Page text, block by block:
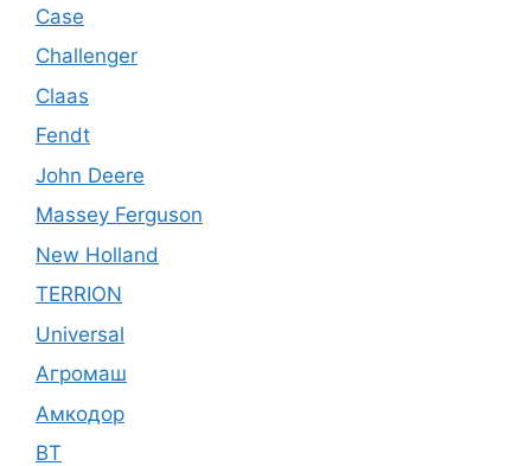
Case
Challenger
Claas
Fendt
John Deere
Massey Ferguson
New Holland
TERRION
Universal
Агромаш
Амкодор
ВТ